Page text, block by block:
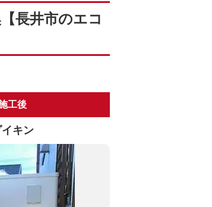
長井市のエコ
工後
イキン